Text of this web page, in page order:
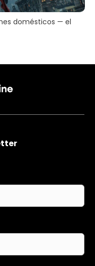
domésticos — el